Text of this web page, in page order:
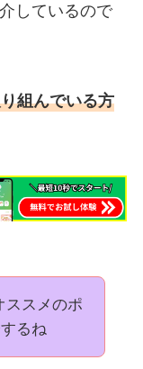
しているので
組んでいる方
ススメのポ
るね